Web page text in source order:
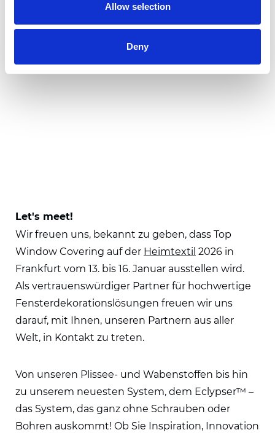
Allow selection
Deny
Let's meet!
Wir freuen uns, bekannt zu geben, dass Top
Window Covering auf der Heimtextil 2026 in
Frankfurt vom 13. bis 16. Januar ausstellen wird.
Als vertrauenswürdiger Partner für hochwertige
Fensterdekorationslösungen freuen wir uns
darauf, mit Ihnen, unseren Partnern aus aller
Welt, in Kontakt zu treten.
Von unseren Plissee- und Wabenstoffen bis hin
zu unserem neuesten System, dem Eclypser™ –
das System, das ganz ohne Schrauben oder
Bohren auskommt! Ob Sie Inspiration, Innovation